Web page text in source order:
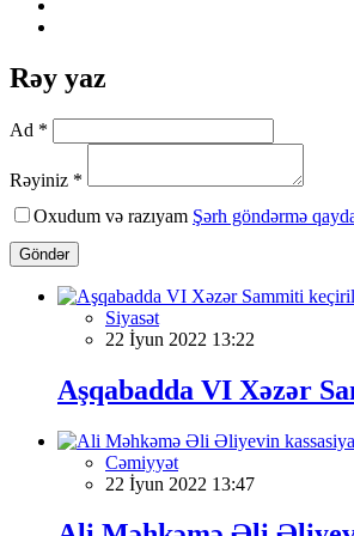
Rəy yaz
Ad *
Rəyiniz *
Oxudum və razıyam Şərh göndərmə
Göndər
Siyasət
22 İyun 2022 13:22
Aşqabadda VI Xəzər
Cəmiyyət
22 İyun 2022 13:47